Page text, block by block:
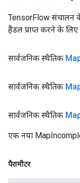
TensorFlow संचालन
हैंडल प्राप्त करने के लिए
सार्वजनिक स्थैतिक
सार्वजनिक स्थैतिक
सार्वजनिक स्थैतिक
एक नया
पैरामीटर